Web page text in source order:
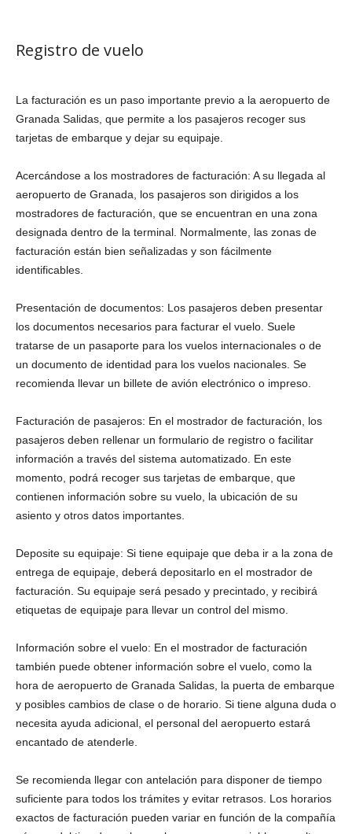
Registro de vuelo
La facturación es un paso importante previo a la aeropuerto de
Granada Salidas, que permite a los pasajeros recoger sus
tarjetas de embarque y dejar su equipaje.
Acercándose a los mostradores de facturación: A su llegada al
aeropuerto de Granada, los pasajeros son dirigidos a los
mostradores de facturación, que se encuentran en una zona
designada dentro de la terminal. Normalmente, las zonas de
facturación están bien señalizadas y son fácilmente
identificables.
Presentación de documentos: Los pasajeros deben presentar
los documentos necesarios para facturar el vuelo. Suele
tratarse de un pasaporte para los vuelos internacionales o de
un documento de identidad para los vuelos nacionales. Se
recomienda llevar un billete de avión electrónico o impreso.
Facturación de pasajeros: En el mostrador de facturación, los
pasajeros deben rellenar un formulario de registro o facilitar
información a través del sistema automatizado. En este
momento, podrá recoger sus tarjetas de embarque, que
contienen información sobre su vuelo, la ubicación de su
asiento y otros datos importantes.
Deposite su equipaje: Si tiene equipaje que deba ir a la zona de
entrega de equipaje, deberá depositarlo en el mostrador de
facturación. Su equipaje será pesado y precintado, y recibirá
etiquetas de equipaje para llevar un control del mismo.
Información sobre el vuelo: En el mostrador de facturación
también puede obtener información sobre el vuelo, como la
hora de aeropuerto de Granada Salidas, la puerta de embarque
y posibles cambios de clase o de horario. Si tiene alguna duda o
necesita ayuda adicional, el personal del aeropuerto estará
encantado de atenderle.
Se recomienda llegar con antelación para disponer de tiempo
suficiente para todos los trámites y evitar retrasos. Los horarios
exactos de facturación pueden variar en función de la compañía